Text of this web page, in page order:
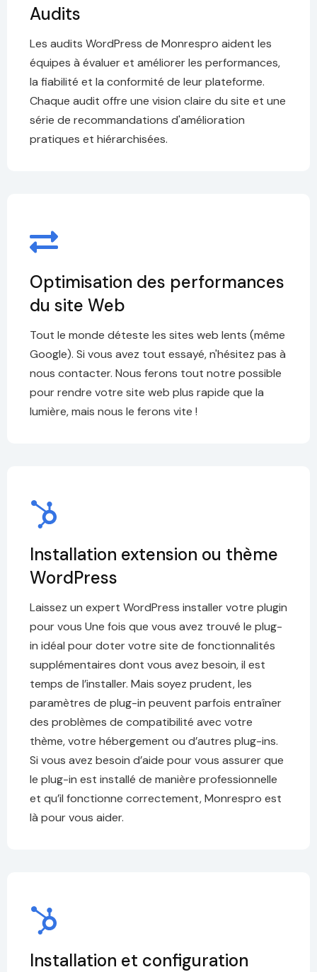
Audits
Les audits WordPress de Monrespro aident les
équipes à évaluer et améliorer les performances,
la fiabilité et la conformité de leur plateforme.
Chaque audit offre une vision claire du site et une
série de recommandations d'amélioration
pratiques et hiérarchisées.
Optimisation des performances
du site Web
Tout le monde déteste les sites web lents (même
Google). Si vous avez tout essayé, n'hésitez pas à
nous contacter. Nous ferons tout notre possible
pour rendre votre site web plus rapide que la
lumière, mais nous le ferons vite !
Installation extension ou thème
WordPress
Laissez un expert WordPress installer votre plugin
pour vous Une fois que vous avez trouvé le plug-
in idéal pour doter votre site de fonctionnalités
supplémentaires dont vous avez besoin, il est
temps de l’installer. Mais soyez prudent, les
paramètres de plug-in peuvent parfois entraîner
des problèmes de compatibilité avec votre
thème, votre hébergement ou d’autres plug-ins.
Si vous avez besoin d’aide pour vous assurer que
le plug-in est installé de manière professionnelle
et qu’il fonctionne correctement, Monrespro est
là pour vous aider.
Installation et configuration